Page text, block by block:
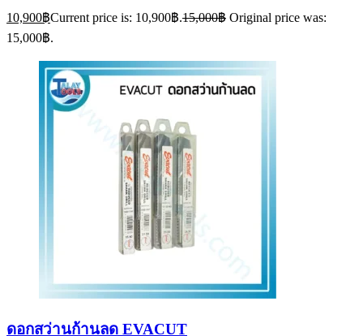
10,900฿Current price is: 10,900฿.15,000฿ Original price was:
15,000฿.
ดอกสว่านก้านลด EVACUT